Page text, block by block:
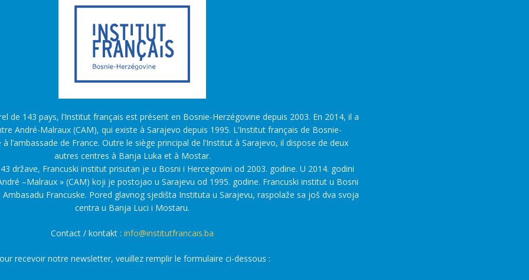
de 143 pays, l’Institut français est présent en Bosnie-Herzégovine depuis 2003. En 2014, il a
André-Malraux (CAM), qui existe à Sarajevo depuis 1995. L’Institut français de Bosnie-
l’ambassade de France. Outre le siège principal de l’Institut à Sarajevo, il dispose de deux
autres centres à Banja Luka et à Mostar.
države, Francuski institut prisutan je u Bosni i Hercegovini od 2003. godine. U 2014. godini
–Malraux » (CAM) koji je postojao u Sarajevu od 1995. godine. Francuski institut u Bosni
Francuske. Pored glavnog sjedišta Instituta u Sarajevu, raspolaže sa još dva svoja
centra u Banja Luci i Mostaru.
Contact / kontakt : info@institutfrancais.ba
recevoir notre newsletter, veuillez remplir le formulaire ci-dessous :